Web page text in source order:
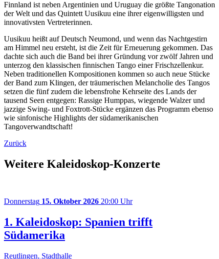
Finnland ist neben Argentinien und Uruguay die größte Tangonation
der Welt und das Quintett Uusikuu eine ihrer eigenwilligsten und
innovativsten Vertreterinnen.
Uusikuu heißt auf Deutsch Neumond, und wenn das Nachtgestirn
am Himmel neu ersteht, ist die Zeit für Erneuerung gekommen. Das
dachte sich auch die Band bei ihrer Gründung vor zwölf Jahren und
unterzog den klassischen finnischen Tango einer Frischzellenkur.
Neben traditionellen Kompositionen kommen so auch neue Stücke
der Band zum Klingen, der träumerischen Melancholie des Tangos
setzen die fünf zudem die lebensfrohe Kehrseite des Lands der
tausend Seen entgegen: Rassige Humppas, wiegende Walzer und
jazzige Swing- und Foxtrott-Stücke ergänzen das Programm ebenso
wie sinfonische Highlights der südamerikanischen
Tangoverwandtschaft!
Zurück
Weitere Kaleidoskop-Konzerte
Donnerstag 15. Oktober 2026 20:00 Uhr
1. Kaleidoskop: Spanien trifft
Südamerika
Reutlingen, Stadthalle